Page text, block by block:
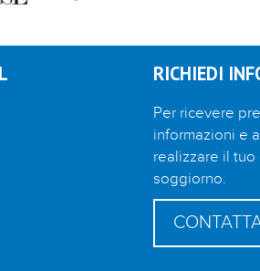
RICHIEDI
Per ricevere
informazioni e
realizzare il
soggiorno.